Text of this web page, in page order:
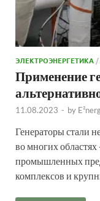
ЭЛЕКТРОЭНЕРГЕТИКА/
Применение
11.08.2023 - by
Генераторы стали
во многих
промышленных
комплексов и